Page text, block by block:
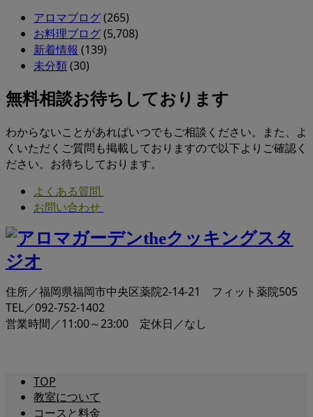
アロマブログ(265)
お料理ブログ(5,708)
新着情報 (139)
未分類(30)
無料相談お待ちしております
わからないことがあればいつでもご相談ください。また、よ
くいただくご質問も掲載しておりますので以下よりご確認く
ださい。お待ちしております。
よくある質問
お問い合わせ
住所／福岡県福岡市中央区薬院2-14-21 フィット薬院505
TEL／092-752-1402
営業時間／11:00～23:00 定休日／なし
TOP
教室について
コースと料金